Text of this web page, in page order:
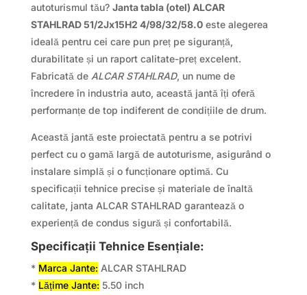
autoturismul tău? Janta tabla (otel) ALCAR
STAHLRAD 51/2Jx15H2 4/98/32/58.0este alegerea
ideală pentru cei care pun preț pe siguranță,
durabilitate și un raport calitate-preț excelent.
Fabricată de ALCAR STAHLRAD, un nume de
încredere în industria auto, această jantă îți oferă
performanțe de top indiferent de condițiile de drum.
Această jantă este proiectată pentru a se potrivi
perfect cu o gamă largă de autoturisme, asigurând o
instalare simplă și o funcționare optimă. Cu
specificații tehnice precise și materiale de înaltă
calitate, janta ALCAR STAHLRAD garantează o
experiență de condus sigură și confortabilă.
Specificații Tehnice Esențiale:
* Marca Jante: ALCAR STAHLRAD
* Lățime Jante: 5.50 inch